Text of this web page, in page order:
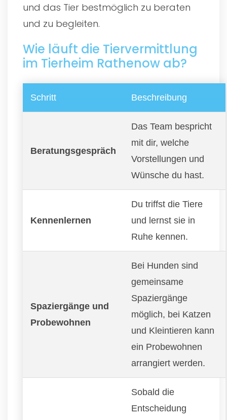
und das Tier bestmöglich zu beraten
und zu begleiten.
Wie läuft die Tiervermittlung
im Tierheim Rathenow ab?
Schritt Beschreibung
Beratungsgespräch
Das Team bespricht
mit dir, welche
Vorstellungen und
Wünsche du hast.
Kennenlernen
Du triffst die Tiere
und lernst sie in
Ruhe kennen.
Spaziergänge und
Probewohnen
Bei Hunden sind
gemeinsame
Spaziergänge
möglich, bei Katzen
und Kleintieren kann
ein Probewohnen
arrangiert werden.
Sobald die
Entscheidung